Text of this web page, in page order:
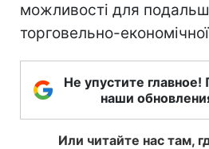
можливості для
торговельно-
Не упустите
наши
Или читайте нас там,